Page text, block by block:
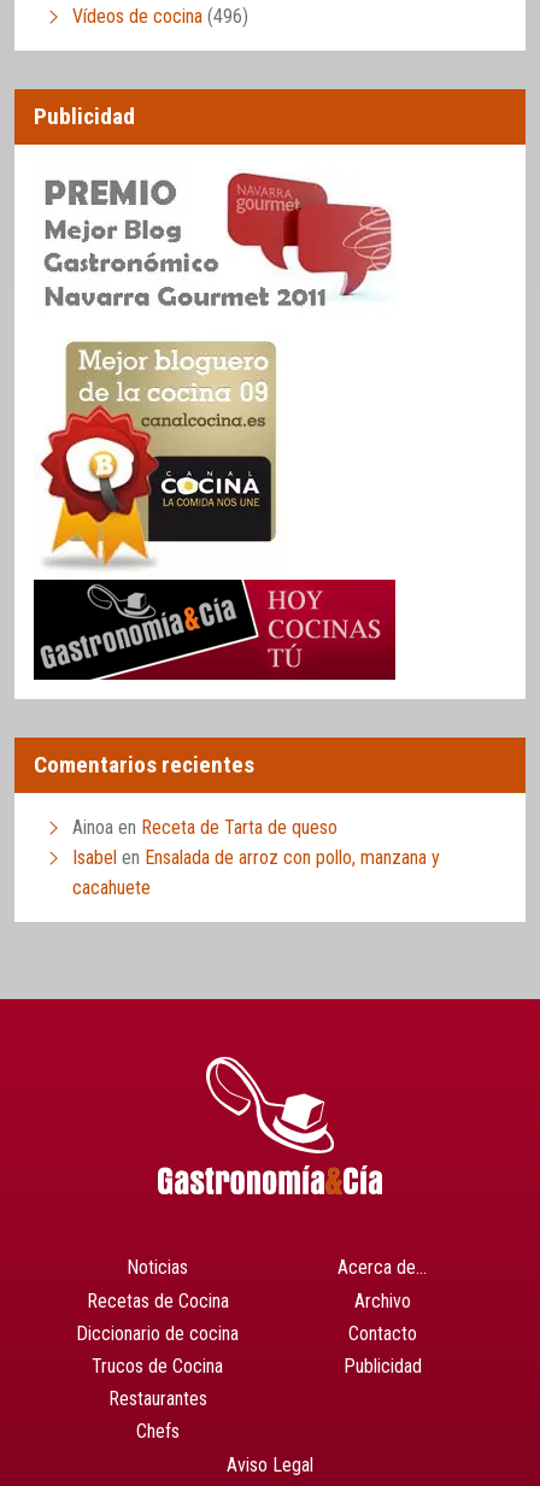
Vídeos de cocina (496)
Publicidad
Comentarios recientes
Ainoa en Receta de Tarta de queso
Isabel en Ensalada de arroz con pollo, manzana y
cacahuete
Noticias
Recetas de Cocina
Diccionario de cocina
Trucos de Cocina
Restaurantes
Chefs
Acerca de…
Archivo
Contacto
Publicidad
Aviso Legal